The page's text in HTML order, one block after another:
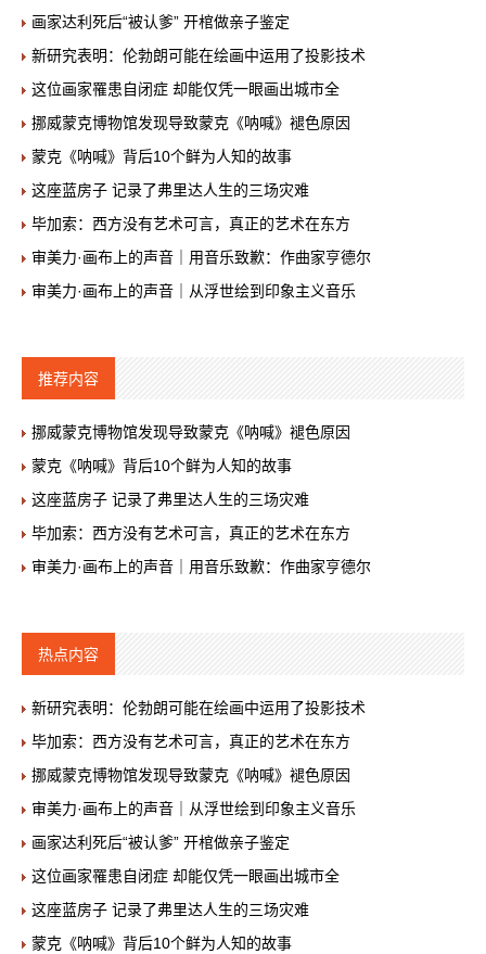
画家达利死后“被认爹” 开棺做亲子鉴定
新研究表明：伦勃朗可能在绘画中运用了投影技术
这位画家罹患自闭症 却能仅凭一眼画出城市全
挪威蒙克博物馆发现导致蒙克《呐喊》褪色原因
蒙克《呐喊》背后10个鲜为人知的故事
这座蓝房子 记录了弗里达人生的三场灾难
毕加索：西方没有艺术可言，真正的艺术在东方
审美力·画布上的声音｜用音乐致歉：作曲家亨德尔
审美力·画布上的声音｜从浮世绘到印象主义音乐
推荐内容
挪威蒙克博物馆发现导致蒙克《呐喊》褪色原因
蒙克《呐喊》背后10个鲜为人知的故事
这座蓝房子 记录了弗里达人生的三场灾难
毕加索：西方没有艺术可言，真正的艺术在东方
审美力·画布上的声音｜用音乐致歉：作曲家亨德尔
热点内容
新研究表明：伦勃朗可能在绘画中运用了投影技术
毕加索：西方没有艺术可言，真正的艺术在东方
挪威蒙克博物馆发现导致蒙克《呐喊》褪色原因
审美力·画布上的声音｜从浮世绘到印象主义音乐
画家达利死后“被认爹” 开棺做亲子鉴定
这位画家罹患自闭症 却能仅凭一眼画出城市全
这座蓝房子 记录了弗里达人生的三场灾难
蒙克《呐喊》背后10个鲜为人知的故事